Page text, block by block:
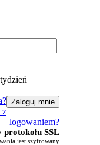
z
logowaniem?
protokołu SSL
jest szyfrowany